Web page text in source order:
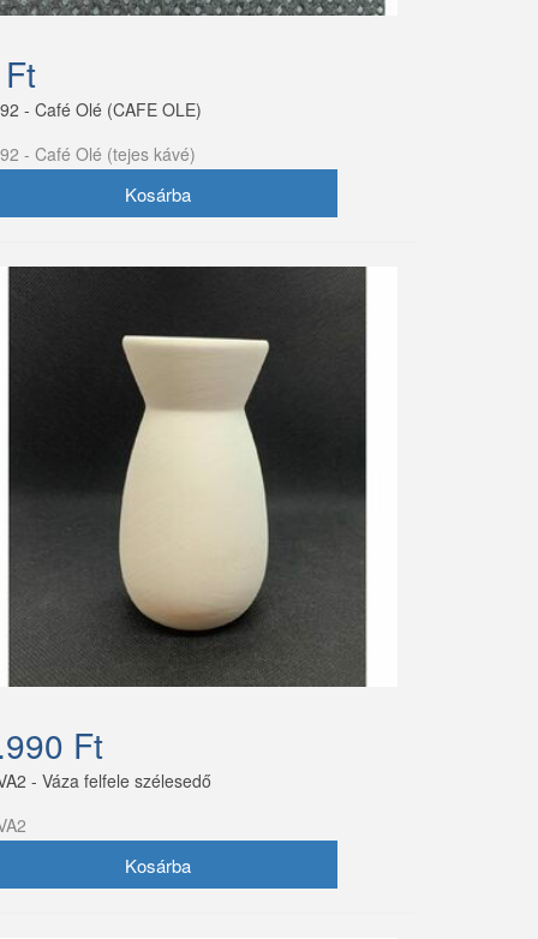
- Café Olé (CAFE OLE)
- Café Olé (tejes kávé)
Ft
- Váza felfele szélesedő